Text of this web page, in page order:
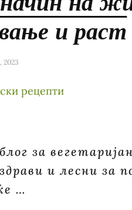
и раст
2023
за
и лесни за
…